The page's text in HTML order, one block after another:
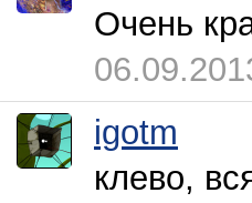
Очень
igotm
клево,